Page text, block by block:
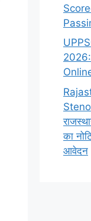
का
आवेदन